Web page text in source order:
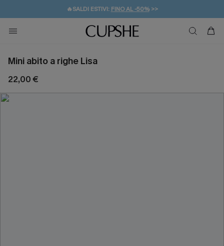
🔥SALDI ESTIVI: FINO AL -50%>>
🚚SPEDIZIONE GRATUITA DA 49€
💌REGALO PER I NUOVI: 20% DI SCONTO*
Mini abito a righe Lisa
22,00 €